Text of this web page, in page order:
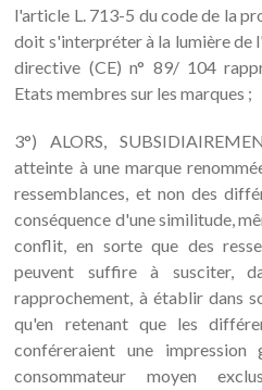
l'article L. 713-5 du code de la
doit s'interpréter à la lumière de
directive (CE) n° 89/ 104
Etats membres sur les marques ;
3°) ALORS,
atteinte à une marque
ressemblances, et non des
conséquence d'une similitude,
conflit, en sorte que des
peuvent suffire à susciter,
rapprochement, à établir dans
qu'en retenant que les
conféreraient une
consommateur moyen